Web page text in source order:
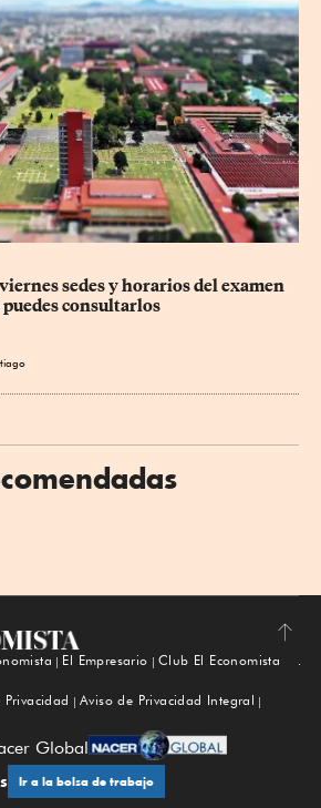
sedes y horarios del examen
consultarlos
Subir
El Empresario
Club El Economista
Aviso de Privacidad Integral
Global
Ir a la bolsa de trabajo